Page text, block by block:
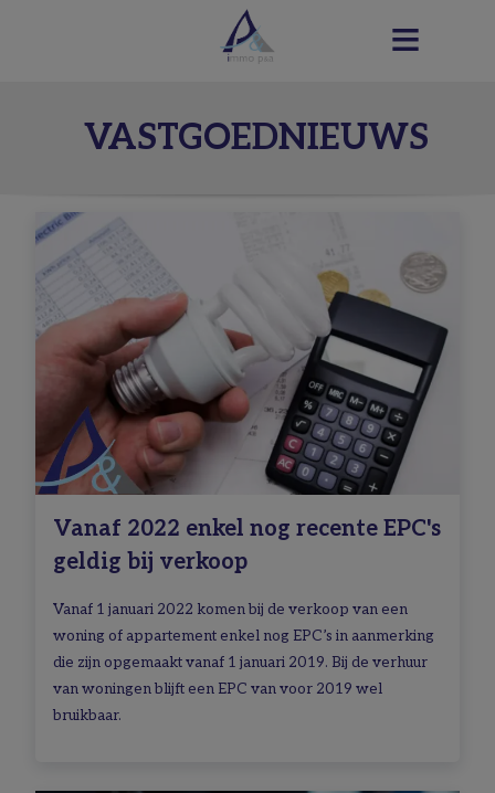
VASTGOEDNIEUWS
Vanaf 2022 enkel nog recente EPC's
geldig bij verkoop
Vanaf 1 januari 2022 komen bij de verkoop van een
woning of appartement enkel nog EPC’s in aanmerking
die zijn opgemaakt vanaf 1 januari 2019. Bij de verhuur
van woningen blijft een EPC van voor 2019 wel
bruikbaar.